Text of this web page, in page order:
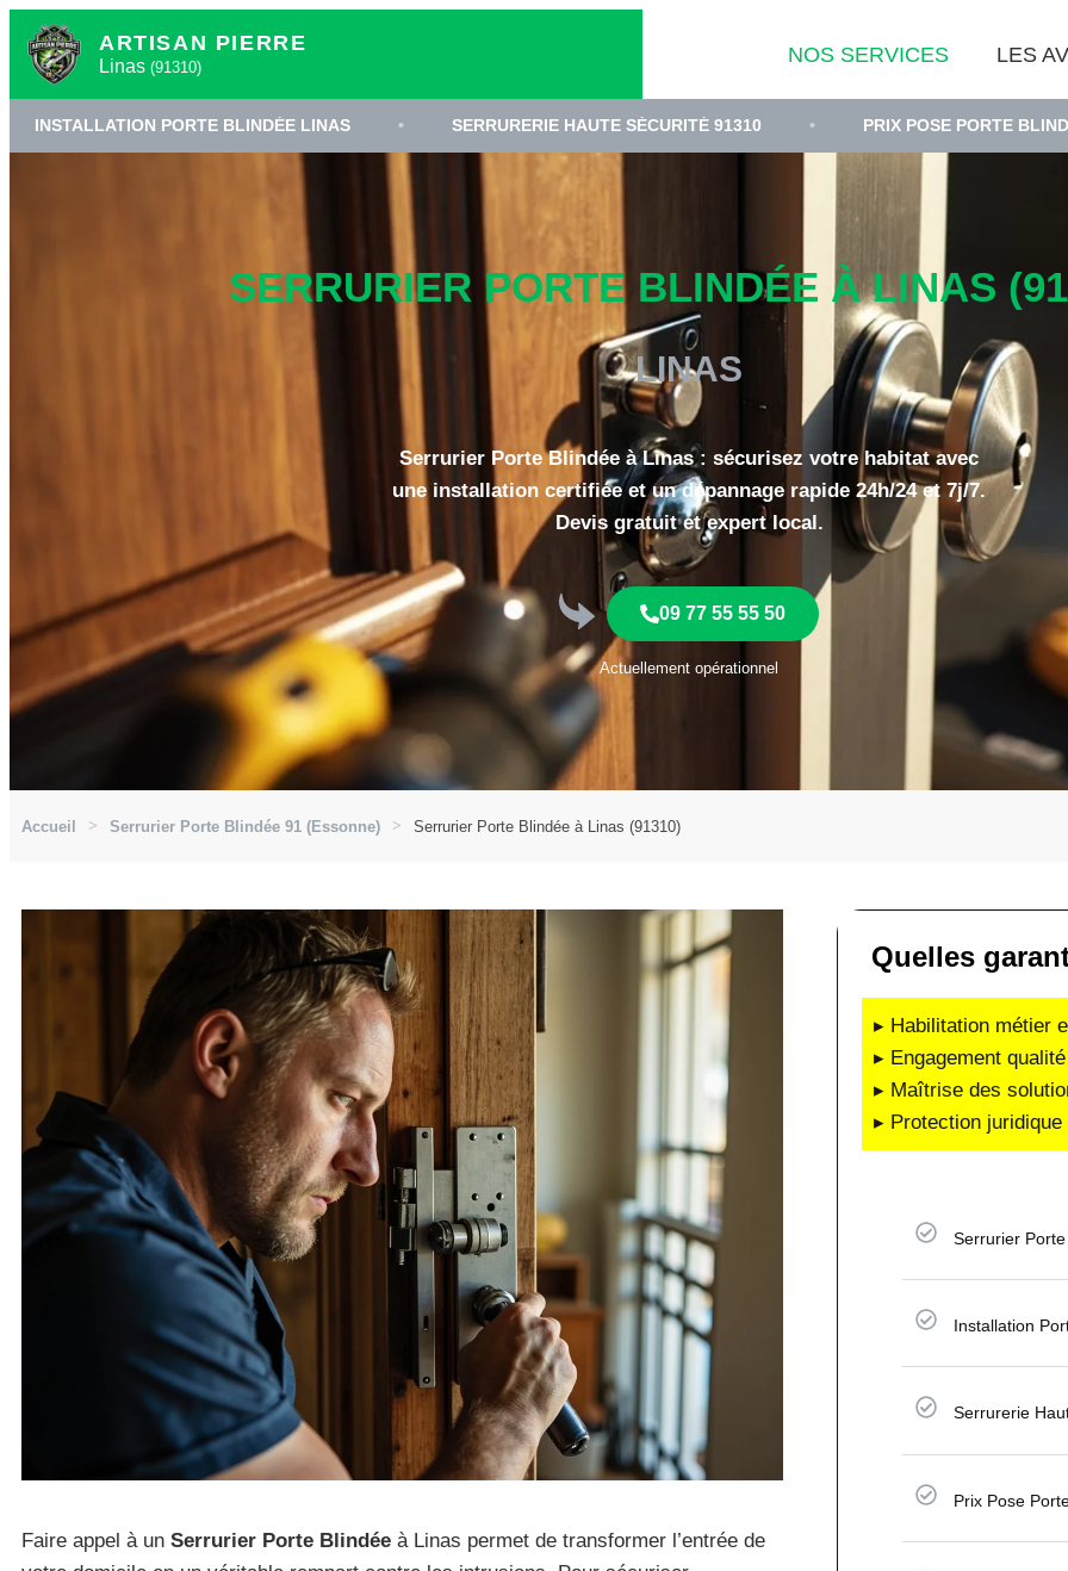
ARTISAN PIERRE
Linas (91310)
NOS SERVICES LES
PORTE BLINDÉE LINAS • SERRURERIE HAUTE SÉCURITÉ 91310 • PRIX POSE PORTE BLINDÉE ESSONNE
SERRURIER PORTE BLINDÉE À LINAS
LINAS
Serrurier Porte Blindée à Linas : sécurisez votre habitat avec
une installation certifiée et un dépannage rapide 24h/24 et 7j/7.
Devis gratuit et expert local.
09 77 55 55 50
Actuellement opérationnel
Accueil Serrurier Porte Blindée 91 (Essonne) Serrurier Porte Blindée à Linas (91310)
Faire appel à un Serrurier Porte Blindée à Linas permet de transformer l’entrée de
Quelles
▸ Habilitation métier
▸ Engagement
▸ Maîtrise des
▸ Protection
Serrurier
Installation
Serrurerie
Prix Pose